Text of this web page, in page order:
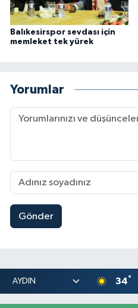
Balıkesirspor sevdası için
memleket tek yürek
Yorumlar
Gönder
34°